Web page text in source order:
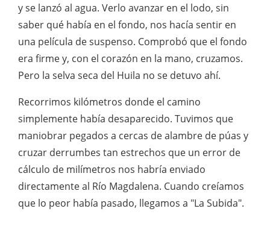
y se lanzó al agua. Verlo avanzar en el lodo, sin
saber qué había en el fondo, nos hacía sentir en
una película de suspenso. Comprobó que el fondo
era firme y, con el corazón en la mano, cruzamos.
Pero la selva seca del Huila no se detuvo ahí.
Recorrimos kilómetros donde el camino
simplemente había desaparecido. Tuvimos que
maniobrar pegados a cercas de alambre de púas y
cruzar derrumbes tan estrechos que un error de
cálculo de milímetros nos habría enviado
directamente al Río Magdalena. Cuando creíamos
que lo peor había pasado, llegamos a "La Subida".